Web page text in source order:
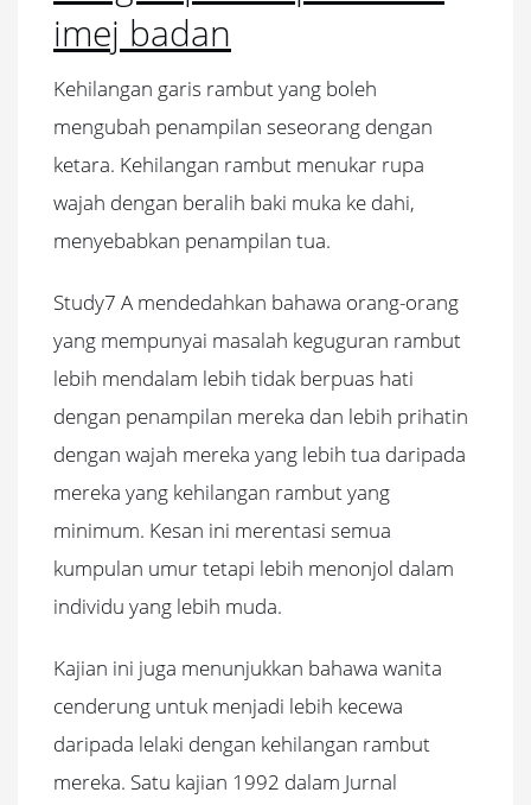
imej badan
Kehilangan garis rambut yang boleh
mengubah penampilan seseorang dengan
ketara. Kehilangan rambut menukar rupa
wajah dengan beralih baki muka ke dahi,
menyebabkan penampilan tua.
Study7 A mendedahkan bahawa orang-orang
yang mempunyai masalah keguguran rambut
lebih mendalam lebih tidak berpuas hati
dengan penampilan mereka dan lebih prihatin
dengan wajah mereka yang lebih tua daripada
mereka yang kehilangan rambut yang
minimum. Kesan ini merentasi semua
kumpulan umur tetapi lebih menonjol dalam
individu yang lebih muda.
Kajian ini juga menunjukkan bahawa wanita
cenderung untuk menjadi lebih kecewa
daripada lelaki dengan kehilangan rambut
mereka. Satu kajian 1992 dalam Jurnal